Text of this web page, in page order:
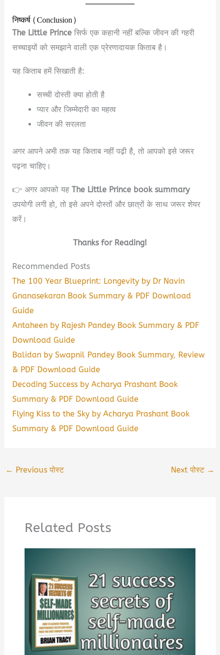
निष्कर्ष (Conclusion)
The Little Prince सिर्फ एक कहानी नहीं बल्कि जीवन की गहरी
सच्चाइयों को समझाने वाली एक प्रेरणादायक किताब है।
यह किताब हमें सिखाती है:
सच्ची दोस्ती क्या होती है
प्यार और जिम्मेदारी का महत्व
जीवन की सरलता
अगर आपने अभी तक यह किताब नहीं पढ़ी है, तो आपको इसे जरूर
पढ़ना चाहिए।
👉 अगर आपको यहThe Little Prince book summary
उपयोगी लगी हो, तो इसे अपने दोस्तों और छात्रों के साथ जरूर शेयर
करें।
Thanks for Reading!
Recommended Posts
The 100 Year Blueprint: Longevity by Dr Navin
Gnanasekaran Book Summary & PDF Download
Guide
Antaheen by Rajesh Pandey Book Summary & PDF
Download Guide
Balidan by Swapnil Pandey Book Summary, Review
& PDF Download Guide
Decoding Success by Acharya Prashant Book
Summary & PDF Download Guide
Flying Kiss to the Sky by Acharya Prashant Book
Summary & PDF Download Guide
← Previous पोस्ट Next पोस्ट →
Related Posts